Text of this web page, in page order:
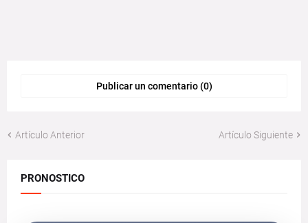
Publicar un comentario (0)
Artículo Anterior Artículo Siguiente
PRONOSTICO